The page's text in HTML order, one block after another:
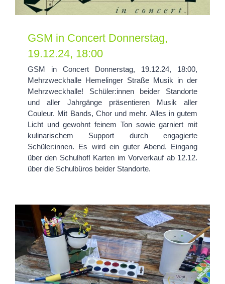
GSM in Concert Donnerstag,
19.12.24, 18:00
GSM in Concert Donnerstag, 19.12.24, 18:00,
Mehrzweckhalle Hemelinger Straße Musik in der
Mehrzweckhalle! Schüler:innen beider Standorte
und aller Jahrgänge präsentieren Musik aller
Couleur. Mit Bands, Chor und mehr. Alles in gutem
Licht und gewohnt feinem Ton sowie garniert mit
kulinarischem Support durch engagierte
Schüler:innen. Es wird ein guter Abend. Eingang
über den Schulhof! Karten im Vorverkauf ab 12.12.
über die Schulbüros beider Standorte.
„Natur entdecken und mit allen Sinnen